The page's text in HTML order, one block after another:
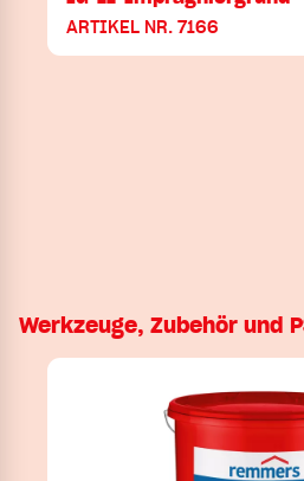
ARTIKEL NR. 7166
Werkzeuge, Zubehör und